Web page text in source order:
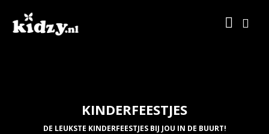
KINDERFEESTJES
DE LEUKSTE KINDERFEESTJES BIJ JOU IN DE BUURT!